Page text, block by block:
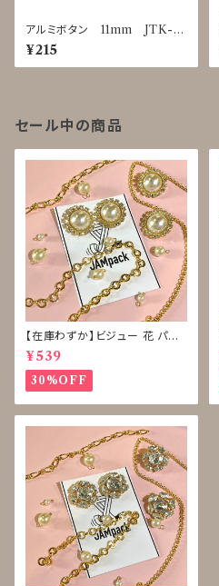
アルミボタン 11mm JTK-0
025～0029
¥215
セール中の商品
【在庫わずか】ビジュー 花 パー
ル ボタン 再販なし
¥539
30%OFF